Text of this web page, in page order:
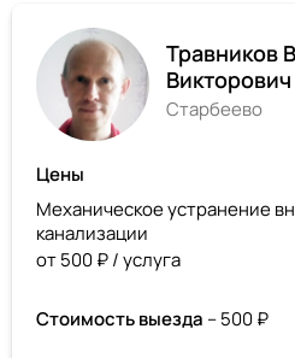
Травников
Викторович
Старбеево
Цены
Механическое устранение
канализации
от 500 ₽ / услуга
Стоимость выезда – 500 ₽